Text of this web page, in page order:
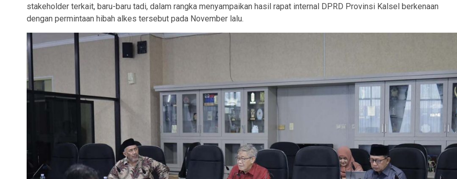
stakeholder terkait, baru-baru tadi, dalam rangka menyampaikan hasil rapat internal DPRD Provinsi Kalsel berkenaan
dengan permintaan hibah alkes tersebut pada November lalu.